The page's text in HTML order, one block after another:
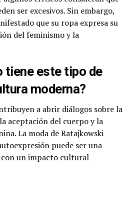
ser excesivos. Sin embargo,
que su ropa expresa su
del feminismo y la
tiene este tipo de
moderna?
a abrir diálogos sobre la
aceptación del cuerpo y la
La moda de Ratajkowski
puede ser una
un impacto cultural